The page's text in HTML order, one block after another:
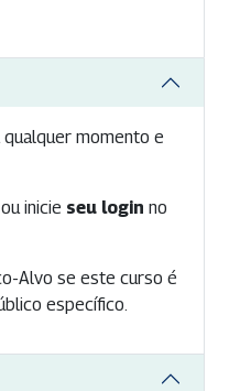
momento e
ou inicie seu login no
Alvo se este curso é
específico.